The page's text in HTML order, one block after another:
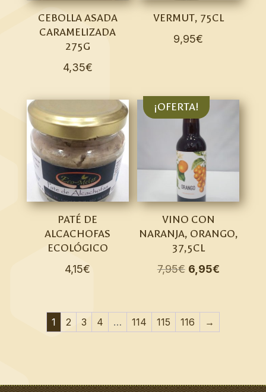
CEBOLLA ASADA
CARAMELIZADA
275G
4,35€
VERMUT, 75CL
9,95€
PATÉ DE
ALCACHOFAS
ECOLÓGICO
4,15€
¡OFERTA!
VINO CON
NARANJA, ORANGO,
37,5CL
7,95€ El
era:
7,95€.
6,95€El
es:
6,95€.
1 2 3 4 … 114 115 116 →